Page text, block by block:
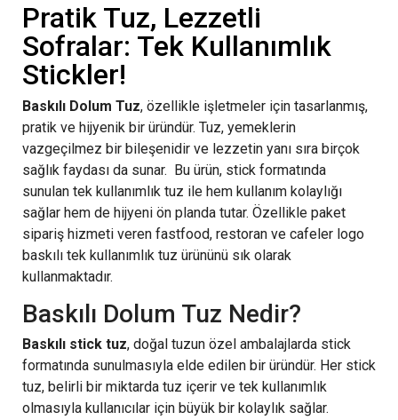
Pratik Tuz, Lezzetli
Sofralar: Tek Kullanımlık
Stickler!
Baskılı Dolum Tuz, özellikle işletmeler için tasarlanmış,
pratik ve hijyenik bir üründür. Tuz, yemeklerin
vazgeçilmez bir bileşenidir ve lezzetin yanı sıra birçok
sağlık faydası da sunar. Bu ürün, stick formatında
sunulan tek kullanımlık tuz ile hem kullanım kolaylığı
sağlar hem de hijyeni ön planda tutar. Özellikle paket
sipariş hizmeti veren fastfood, restoran ve cafeler logo
baskılı tek kullanımlık tuz ürününü sık olarak
kullanmaktadır.
Baskılı Dolum Tuz Nedir?
Baskılı stick tuz, doğal tuzun özel ambalajlarda stick
formatında sunulmasıyla elde edilen bir üründür. Her stick
tuz, belirli bir miktarda tuz içerir ve tek kullanımlık
olmasıyla kullanıcılar için büyük bir kolaylık sağlar.